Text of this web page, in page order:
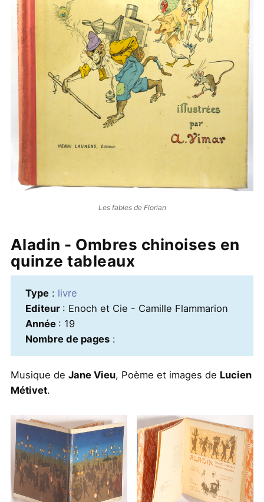
Les fables de Florian
Aladin - Ombres chinoises en
quinze tableaux
Type: livre
Editeur : Enoch et Cie - Camille Flammarion
Année : 19
Nombre de pages:
Musique de Jane Vieu, Poème et images de Lucien
Métivet.